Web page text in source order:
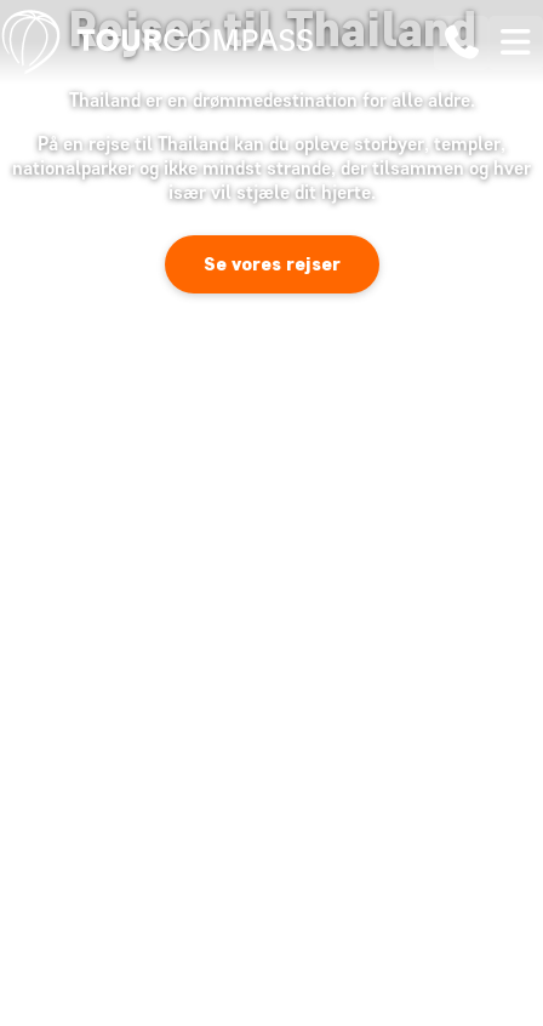
Rejser til Thailand
Thailand er en drømmedestination for alle aldre.
På en rejse til Thailand kan du opleve storbyer, templer,
nationalparker og ikke mindst strande, der tilsammen og hver
især vil stjæle dit hjerte.
Se vores rejser